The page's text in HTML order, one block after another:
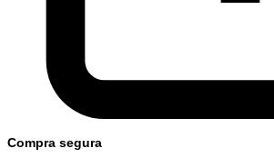
Compra segura